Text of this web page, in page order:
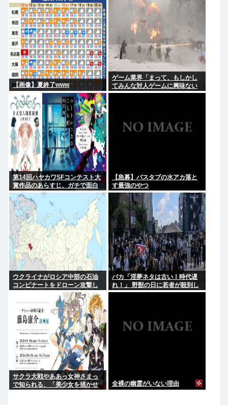
してどう終着するのか？
【画像】夏終了www
ゲーム業界「まって、もしかし
てみんな対人ゲームに興味ない
感じ…？」
第14回ハヤカワSFコンテスト大
賞作品のあらすじ、ガチで面白
そうと話題に
【急募】バスタブの水アカ落と
す最強のやつ
ウクライナがロシア中部の石油
コンビナートをドローン攻撃し
て13人死亡 ロシア外務省「戦争
犯罪だ！」
バカ「淫夢ネタは古い！時代遅
れ！」 野獣の日に若者が殺到し
新規ファン層の存在が証明され
サクラ大戦やああっ女神さまっ
で知られる、「美少女を描かせ
全裸の幽霊がいない理由